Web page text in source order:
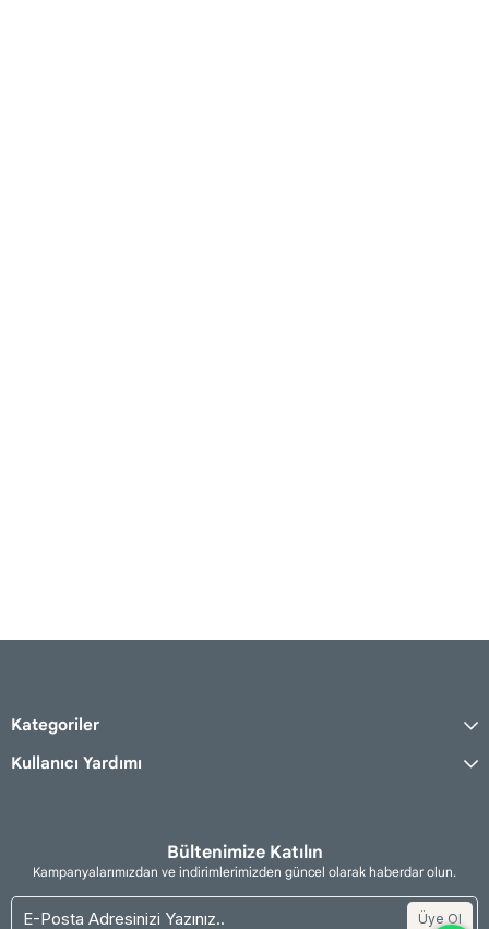
Kategoriler
Kullanıcı Yardımı
Bültenimize Katılın
Kampanyalarımızdan ve indirimlerimizden güncel olarak haberdar olun.
Üye Ol